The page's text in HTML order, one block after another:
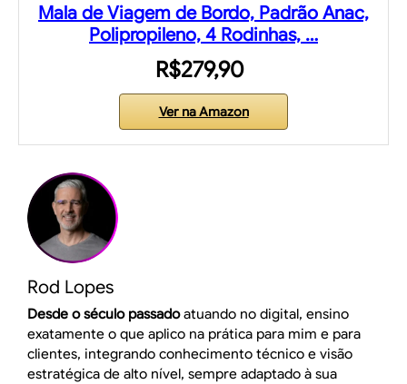
Mala de Viagem de Bordo, Padrão Anac,
Polipropileno, 4 Rodinhas, …
R$279,90
Ver na Amazon
Rod Lopes
Desde o século passadoatuando no digital, ensino
exatamente o que aplico na prática para mim e para
clientes, integrando conhecimento técnico e visão
estratégica de alto nível, sempre adaptado à sua